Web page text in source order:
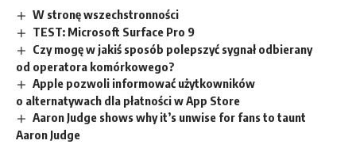
W stronę wszechstronności
TEST: Microsoft Surface Pro 9
Czy mogę w jakiś sposób polepszyć sygnał odbierany
od operatora komórkowego?
Apple pozwoli informować użytkowników
o alternatywach dla płatności w App Store
Aaron Judge shows why it’s unwise for fans to taunt
Aaron Judge